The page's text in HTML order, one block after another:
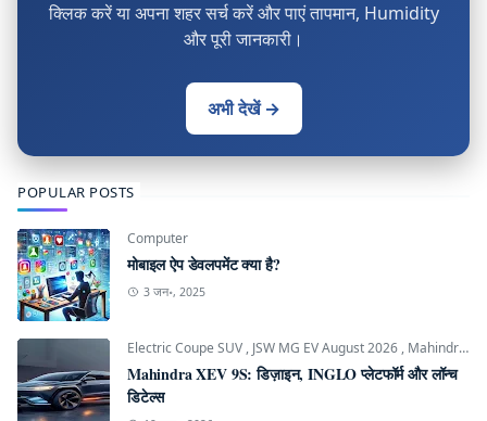
क्लिक करें या अपना शहर सर्च करें और पाएं तापमान, Humidity
और पूरी जानकारी।
अभी देखें →
POPULAR POSTS
Computer
मोबाइल ऐप डेवलपमेंट क्या है?
3 जन॰, 2025
Electric Coupe SUV , JSW MG EV August 2026 , Mahindra INGLO Platform
Mahindra XEV 9S: डिज़ाइन, INGLO प्लेटफॉर्म और लॉन्च
डिटेल्स